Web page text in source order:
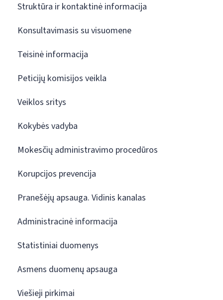
Struktūra ir kontaktinė informacija
Konsultavimasis su visuomene
Teisinė informacija
Peticijų komisijos veikla
Veiklos sritys
Kokybės vadyba
Mokesčių administravimo procedūros
Korupcijos prevencija
Pranešėjų apsauga. Vidinis kanalas
Administracinė informacija
Statistiniai duomenys
Asmens duomenų apsauga
Viešieji pirkimai